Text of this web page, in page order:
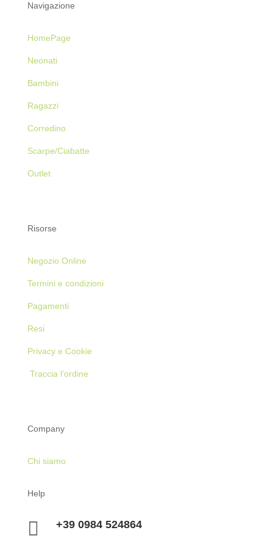
Navigazione
HomePage
Neonati
Bambini
Ragazzi
Corredino
Scarpe/Ciabatte
Outlet
Risorse
Negozio Online
Termini e condizioni
Pagamenti
Resi
Privacy e Cookie
Traccia l’ordine
Company
Chi siamo
Help
 +39 0984 524864